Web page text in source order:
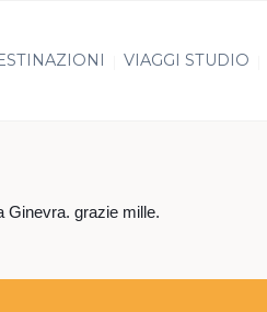
VIAGGI STUDIO
Ginevra. grazie mille.